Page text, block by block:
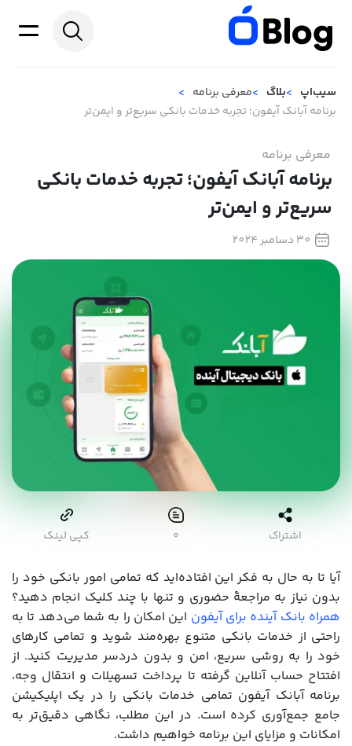
سیب‌اپ بلاگ
معرفی برنامه
برنامه آبانک آیفون؛ تجربه‌ خدمات بانکی سریع‌تر و ایمن‌تر
معرفی برنامه
برنامه آبانک آیفون؛ تجربه‌ خدمات بانکی
سریع‌تر و ایمن‌تر
30 دسامبر 2024
اشتراک ۰ کپی لینک
آیا تا به حال به فکر این افتاده‌اید که تمامی امور بانکی خود را
بدون نیاز به مراجعهٔ حضوری و تنها با چند کلیک انجام دهید؟
همراه بانک آینده برای آیفون این امکان را به شما می‌دهد تا به
راحتی از خدمات بانکی متنوع بهره‌مند شوید و تمامی کارهای
خود را به روشی سریع، امن و بدون دردسر مدیریت کنید. از
افتتاح حساب آنلاین گرفته تا پرداخت تسهیلات و انتقال وجه،
برنامه آبانک آیفون تمامی خدمات بانکی را در یک اپلیکیشن
جامع جمع‌آوری کرده است. در این مطلب، نگاهی دقیق‌تر به
امکانات و مزایای این برنامه خواهیم داشت.